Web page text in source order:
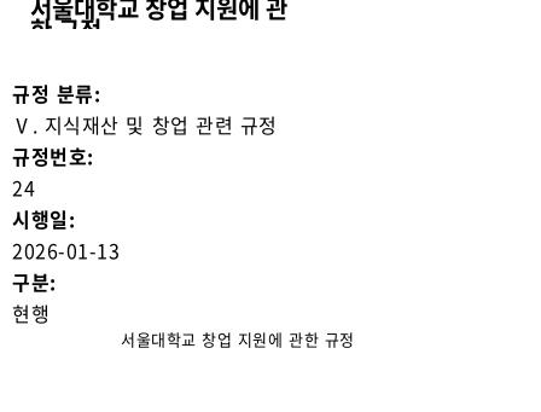
서울대학교 창업 지원에 관
한 규정
규정 분류:
Ⅴ. 지식재산 및 창업 관련 규정
규정번호:
24
시행일:
2026-01-13
구분:
현행
서울대학교 창업 지원에 관한 규정